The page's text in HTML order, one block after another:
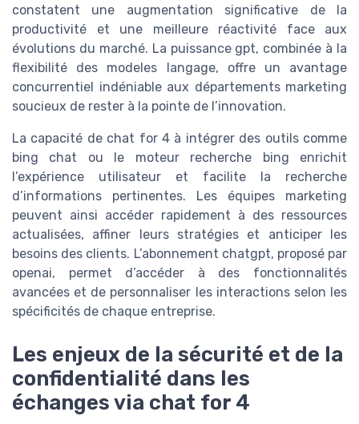
constatent une augmentation significative de la
productivité et une meilleure réactivité face aux
évolutions du marché. La puissance gpt, combinée à la
flexibilité des modeles langage, offre un avantage
concurrentiel indéniable aux départements marketing
soucieux de rester à la pointe de l’innovation.
La capacité de chat for 4 à intégrer des outils comme
bing chat ou le moteur recherche bing enrichit
l’expérience utilisateur et facilite la recherche
d’informations pertinentes. Les équipes marketing
peuvent ainsi accéder rapidement à des ressources
actualisées, affiner leurs stratégies et anticiper les
besoins des clients. L’abonnement chatgpt, proposé par
openai, permet d’accéder à des fonctionnalités
avancées et de personnaliser les interactions selon les
spécificités de chaque entreprise.
Les enjeux de la sécurité et de la
confidentialité dans les
échanges via chat for 4